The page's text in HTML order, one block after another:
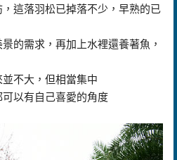
這落羽松已掉落不少，早熟的已
的需求，再加上水裡還養著魚，
不大，但相當集中
以有自己喜愛的角度